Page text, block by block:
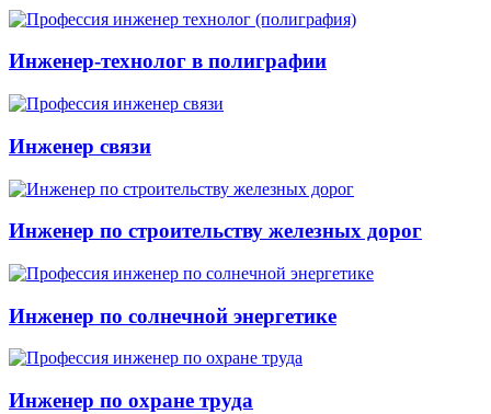
Инженер-технолог в полиграфии
Инженер связи
Инженер по строительству железных дорог
Инженер по солнечной энергетике
Инженер по охране труда